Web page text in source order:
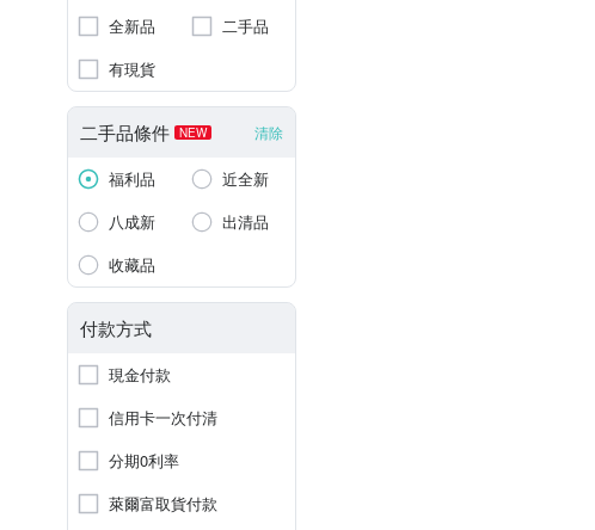
全新品
二手品
有現貨
二手品條件 NEW 清除
福利品
近全新
八成新
出清品
收藏品
付款方式
現金付款
信用卡一次付清
分期0利率
萊爾富取貨付款